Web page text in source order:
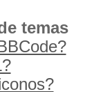
temas